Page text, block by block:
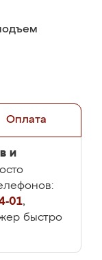
Оплата
и
01,
быстро